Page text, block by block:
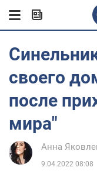
своего
после
мира"
Анна
9.04.2022 08:08